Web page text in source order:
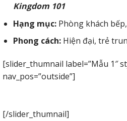
Kingdom 101
Hạng mục: Phòng khách
Phong cách: Hiện đại, trẻ
[slider_thumnail label=”Mẫu 1″
nav_pos=”outside”]
[/slider_thumnail]